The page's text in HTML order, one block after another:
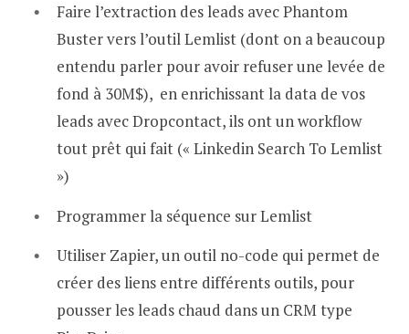
Faire l’extraction des leads avec Phantom
Buster vers l’outil Lemlist (dont on a beaucoup
entendu parler pour avoir refuser une levée de
fond à 30M$), en enrichissant la data de vos
leads avec Dropcontact, ils ont un workflow
tout prêt qui fait (« Linkedin Search To Lemlist
»)
Programmer la séquence sur Lemlist
Utiliser Zapier, un outil no-code qui permet de
créer des liens entre différents outils, pour
pousser les leads chaud dans un CRM type